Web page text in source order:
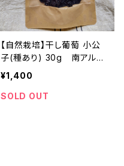
【自然栽培】干し葡萄 小公
子(種あり) 30g 南アルプ
スのオーガニック・ドライフ
ルーツ
¥1,400
SOLD OUT